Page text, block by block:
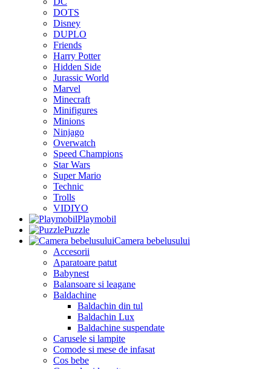
DOTS
Disney
DUPLO
Friends
Harry Potter
Hidden Side
Jurassic World
Marvel
Minecraft
Minifigures
Minions
Ninjago
Overwatch
Speed Champions
Star Wars
Super Mario
Technic
Trolls
VIDIYO
Playmobil
Puzzle
Camera bebelusului
Accesorii
Aparatoare patut
Babynest
Balansoare si leagane
Baldachine
Baldachin din tul
Baldachin Lux
Baldachine suspendate
Carusele si lampite
Comode si mese de infasat
Cos bebe